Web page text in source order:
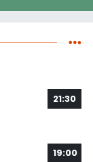
21:30
19:00